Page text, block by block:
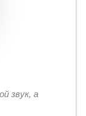
звук, а